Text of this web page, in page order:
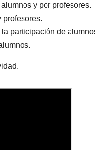
y por profesores.
profesores.
participación de